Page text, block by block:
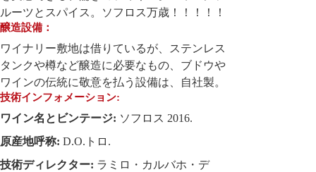
ルーツとスパイス。ソフロス万歳！！！！！
醸造設備：
ワイナリー敷地は借りているが、ステンレス
タンクや樽など醸造に必要なもの、ブドウや
ワインの伝統に敬意を払う設備は、自社製。
技術インフォメーション:
ワイン名とビンテージ: ソフロス 2016.
原産地呼称: D.O.トロ.
技術ディレクター: ラミロ・カルバホ・デ